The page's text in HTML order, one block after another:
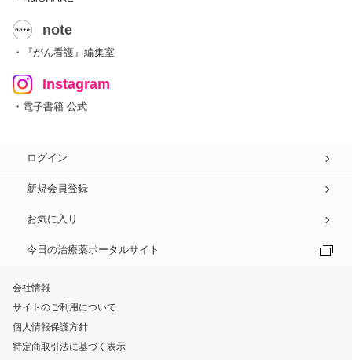
note
・『がん看護』編集室
Instagram
・電子書籍 公式
ログイン
新規会員登録
お気に入り
今日の治療薬ポータルサイト
会社情報
サイトのご利用について
個人情報保護方針
特定商取引法に基づく表示